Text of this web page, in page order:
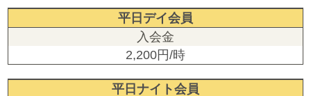
平日デイ会員
2,200円/時
平日ナイト会員